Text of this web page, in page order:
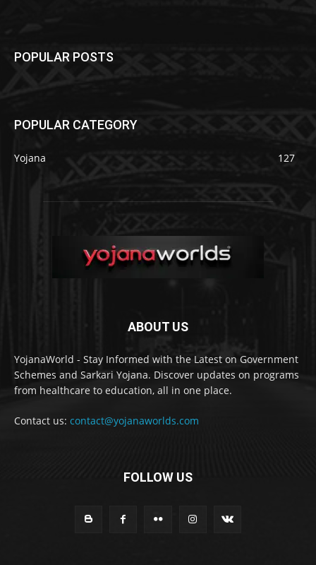
POPULAR POSTS
POPULAR CATEGORY
Yojana 127
ABOUT US
YojanaWorld - Stay Informed with the Latest on Government
Schemes and Sarkari Yojana. Discover updates on programs
from healthcare to education, all in one place.
Contact us: contact@yojanaworlds.com
FOLLOW US